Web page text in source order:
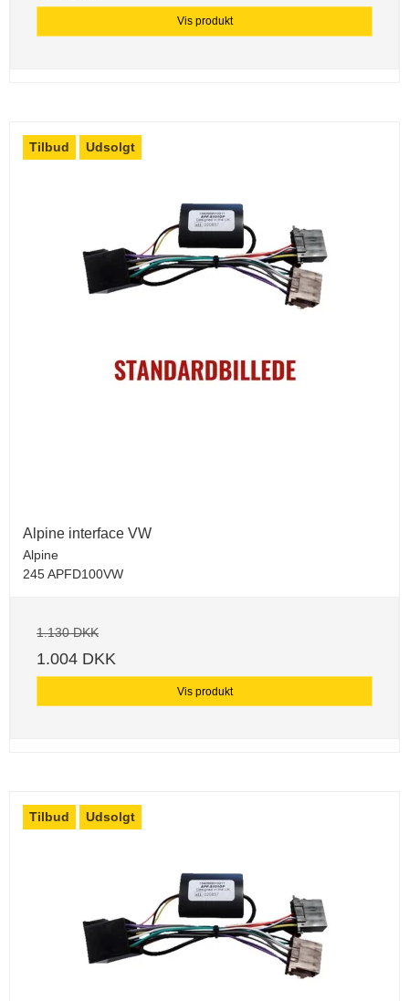
Vis produkt
Tilbud Udsolgt
Alpine interface VW
Alpine
245 APFD100VW
1.130 DKK
1.004 DKK
Vis produkt
Tilbud Udsolgt